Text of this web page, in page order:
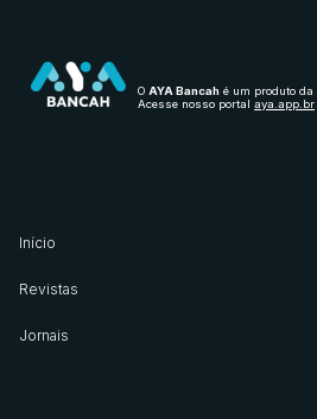
O AYA Bancah é um produto da
Acesse nosso portal aya.app.br
Início
Revistas
Jornais